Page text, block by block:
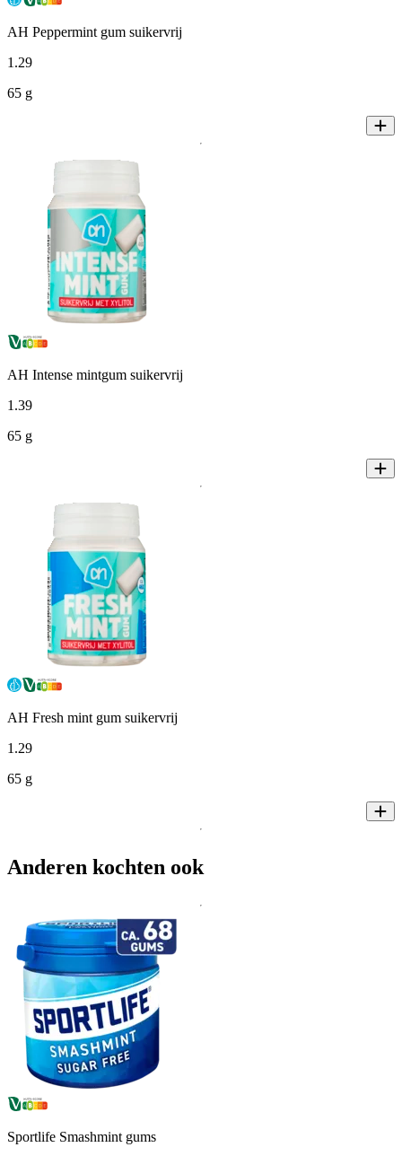
AH Peppermint gum suikervrij
1 .29
65 g
AH Intense mintgum suikervrij
1 .39
65 g
AH Fresh mint gum suikervrij
1 .29
65 g
Anderen kochten ook
Sportlife Smashmint gums